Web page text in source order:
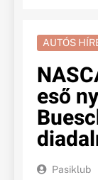
AUTÓS
eső
Pasiklub